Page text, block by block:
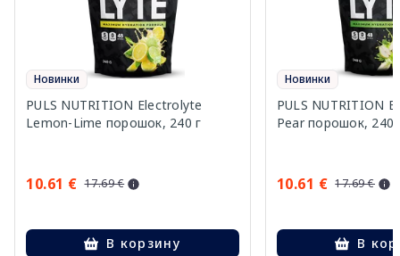
Новинки
PULS NUTRITION Electrolyte
Lemon-Lime порошок, 240 г
10.61 € 17.69 €
В корзину
Новинки
PULS NUTRITION
Pear порошок, 240
10.61 € 17.69 €
В